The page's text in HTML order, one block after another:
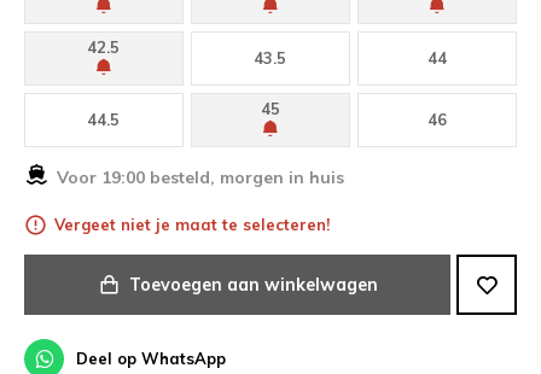
42.5
43.5 44
44.5
45
46
Voor 19:00 besteld, morgen in huis
Vergeet niet je maat te selecteren!
Toevoegen aan winkelwagen
Deel op WhatsApp